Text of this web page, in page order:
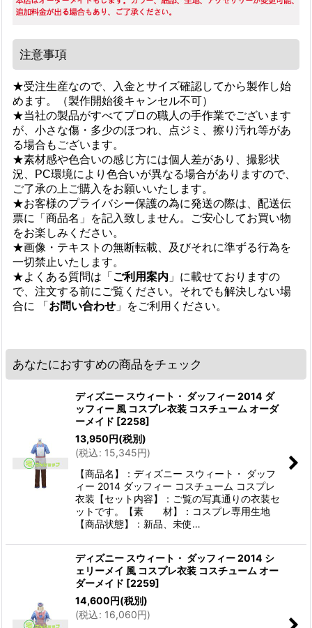
注意事項
★受注生産なので、入金とサイズ確認してから製作し始
めます。（製作開始後キャンセル不可）
★当社の製品がすべてプロの職人の手作業でございます
が、小さな傷・多少のほつれ、点ジミ、擦り汚れ等があ
る場合もございます。
★素材感や色合いの感じ方には個人差があり、撮影状
況、PC環境により色合いが異なる場合がありますので、
ご了承の上ご購入をお願いいたします。
★お客様のプライバシー保護の為に発送の際は、配送伝
票に「商品名」を記入致しません。ご安心してお買い物
をお楽しみください。
★画像・テキストの無断転載、及びそれに準ずる行為を
一切禁止いたします。
★よくある質問は「 ご利用案内 」に載せておりますの
で、注文する前にご覧ください。それでも解決しない場
合に 「 お問い合わせ 」をご利用ください。
あなたにおすすめの商品をチェック
ディズニー スウィート・ ダッフィー 2014 ダ
ッフィー 風 コスプレ衣装 コスチューム オーダ
ーメイド [2258]
13,950円(税別)
(税込: 15,345円)
【商品名】：ディズニー スウィート・ ダッフ
ィー 2014 ダッフィー コスチューム コスプレ
衣装【セット内容】：ご覧の写真通りの衣装セ
ットです。【素 材】：コスプレ専用生地
【商品状態】：新品、未使…
ディズニー スウィート・ ダッフィー 2014 シ
ェリーメイ 風 コスプレ衣装 コスチューム オー
ダーメイド [2259]
14,600円(税別)
(税込: 16,060円)